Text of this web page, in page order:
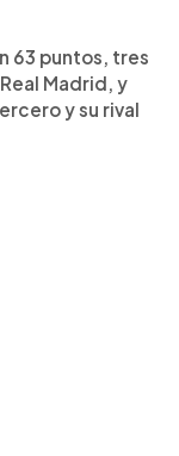
63 puntos, tres
Madrid, y
y su rival